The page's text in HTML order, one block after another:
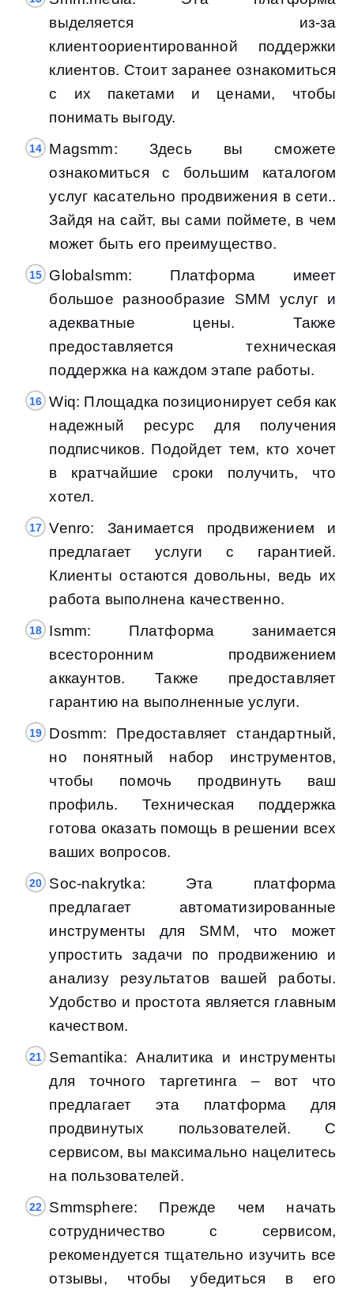
выделяется из-за
клиентоориентированной поддержки
клиентов. Стоит заранее ознакомиться
с их пакетами и ценами, чтобы
понимать выгоду.
Magsmm: Здесь вы сможете
ознакомиться с большим каталогом
услуг касательно продвижения в сети..
Зайдя на сайт, вы сами поймете, в чем
может быть его преимущество.
Globalsmm: Платформа имеет
большое разнообразие SMM услуг и
адекватные цены. Также
предоставляется техническая
поддержка на каждом этапе работы.
Wiq: Площадка позиционирует себя как
надежный ресурс для получения
подписчиков. Подойдет тем, кто хочет
в кратчайшие сроки получить, что
хотел.
Venro: Занимается продвижением и
предлагает услуги с гарантией.
Клиенты остаются довольны, ведь их
работа выполнена качественно.
Ismm: Платформа занимается
всесторонним продвижением
аккаунтов. Также предоставляет
гарантию на выполненные услуги.
Dosmm: Предоставляет стандартный,
но понятный набор инструментов,
чтобы помочь продвинуть ваш
профиль. Техническая поддержка
готова оказать помощь в решении всех
ваших вопросов.
Soc-nakrytka: Эта платформа
предлагает автоматизированные
инструменты для SMM, что может
упростить задачи по продвижению и
анализу результатов вашей работы.
Удобство и простота является главным
качеством.
Semantika: Аналитика и инструменты
для точного таргетинга – вот что
предлагает эта платформа для
продвинутых пользователей. С
сервисом, вы максимально нацелитесь
на пользователей.
Smmsphere: Прежде чем начать
сотрудничество с сервисом,
рекомендуется тщательно изучить все
отзывы, чтобы убедиться в его